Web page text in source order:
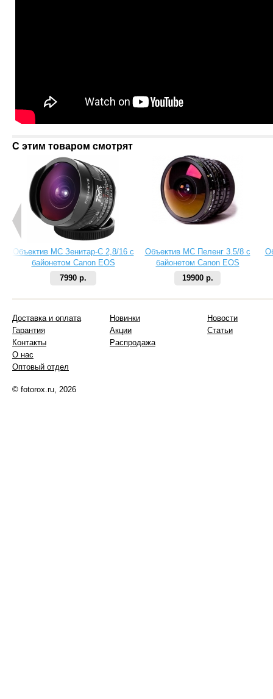
С этим товаром смотрят
Объектив МС Зенитар-C 2,8/16 с
байонетом Canon EOS
7990 р.
Объектив МС Пеленг 3.5/8 с
байонетом Canon EOS
19900 р.
Доставка и оплата
Гарантия
Контакты
О нас
Оптовый отдел
Новинки
Акции
Распродажа
Новости
Статьи
© fotorox.ru, 2026